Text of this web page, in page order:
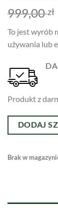
999,00zł
To jest wyrób
używania lub
Produkt z
DODAJ
Brak w